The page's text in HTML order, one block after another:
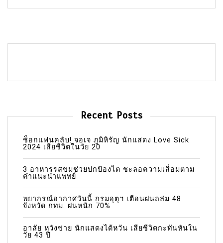
Recent Posts
ช็อกแฟนคลับ! จอเจ ภูมิหิรัญ นักแสดง Love Sick
2024 เสียชีวิตในวัย 20
3 อาหารรสขมช่วยปกป้องไต ชะลอความเสื่อมตาม
คำแนะนำแพทย์
พยากรณ์อากาศวันนี้ กรมอุตุฯ เตือนฝนถล่ม 48
จังหวัด กทม. ฝนหนัก 70%
อาลัย หวังข่าย นักแสดงไต้หวัน เสียชีวิตกะทันหันใน
วัย 43 ปี